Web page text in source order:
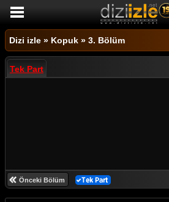
DİZİ İZLE
AKTİF DİZİLER
SON EKLENEN DİZİLER
DUYGUSAL
TARİHİ
Dizi izle » Kopuk » 3. Bölüm
Tek Part
Önceki Bölüm